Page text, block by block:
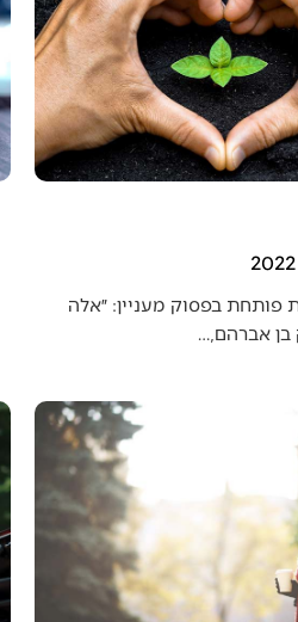
פותחת בפסוק מעניין: ״אלה
בן אברהם,…